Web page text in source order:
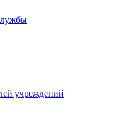
учреждений